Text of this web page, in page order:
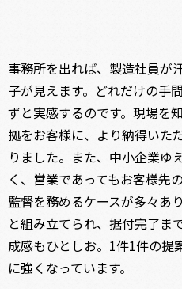
事務所を出れば、製造社員が
子が見えます。どれだけの手
ずと実感するのです。現場を
拠をお客様に、より納得いた
りました。また、中小企業ゆ
く、営業であってもお客様先
監督を務めるケースが多々あ
と組み立てられ、据付完了ま
成感もひとしお。1件1件の提
に強くなっています。